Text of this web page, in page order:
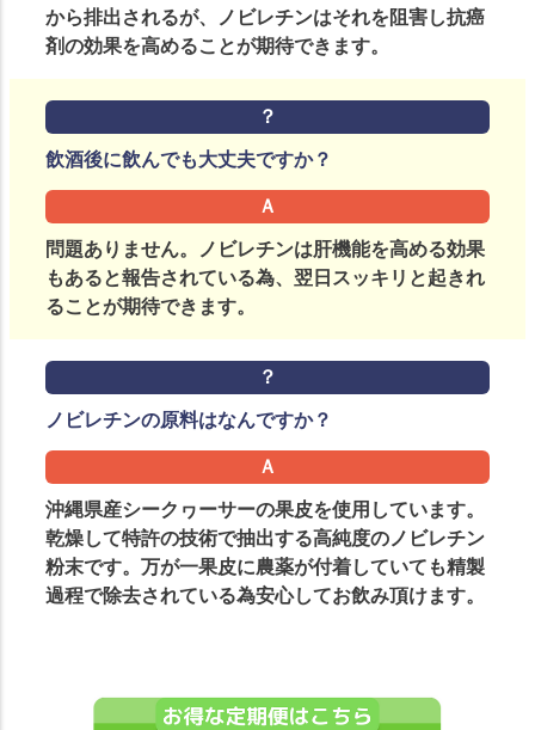
から排出されるが、ノビレチンはそれを阻害し抗癌
剤の効果を高めることが期待できます。
飲酒後に飲んでも大丈夫ですか？
問題ありません。ノビレチンは肝機能を高める効果
もあると報告されている為、翌日スッキリと起きれ
ることが期待できます。
ノビレチンの原料はなんですか？
沖縄県産シークヮーサーの果皮を使用しています。
乾燥して特許の技術で抽出する高純度のノビレチン
粉末です。万が一果皮に農薬が付着していても精製
過程で除去されている為安心してお飲み頂けます。